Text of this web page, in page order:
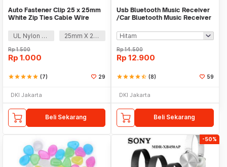
Auto Fastener Clip 25 x 25mm
White Zip Ties Cable Wire
UL Nylon 66
25mm X 25mm
Rp1.500
Rp 1.000
starstarstarstarstar (7) 29
DKI Jakarta
Beli Sekarang
Usb Bluetooth Music Receiver
/Car Bluetooth Music Receiver
Rp14.500
Rp 12.900
starstarstarstarstar_half (8) 59
DKI Jakarta
Beli Sekarang
-50%